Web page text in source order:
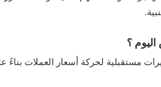
؟
مستقبلية لحركة أسعار العملات بناءً